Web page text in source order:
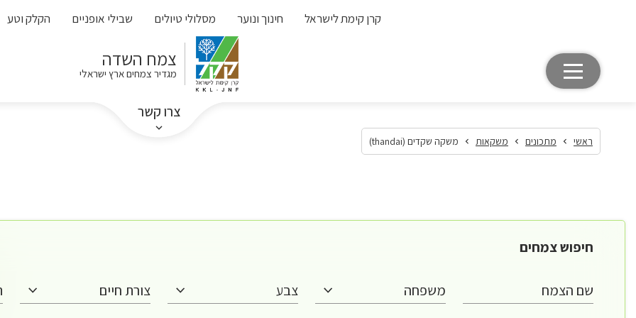
קרן קימת לישראל חינוך ונוער מסלולי טיולים שבילי אופניים הקלק וטע
צמח השדה
מגדיר צמחים ארץ ישראלי
צרו קשר
ראשי מתכונים משקאות משקה שקדים (thandai)
חיפוש צמחים
שם הצמח משפחה צבע צורת חיים